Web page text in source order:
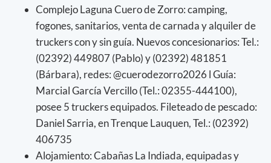
Complejo Laguna Cuero de Zorro: camping,
fogones, sanitarios, venta de carnada y alquiler de
truckers con y sin guía. Nuevos concesionarios: Tel.:
(02392) 449807 (Pablo) y (02392) 481851
(Bárbara), redes: @cuerodezorro2026 l Guía:
Marcial García Vercillo (Tel.: 02355-444100),
posee 5 truckers equipados. Fileteado de pescado:
Daniel Sarria, en Trenque Lauquen, Tel.: (02392)
406735
Alojamiento: Cabañas La Indiada, equipadas y